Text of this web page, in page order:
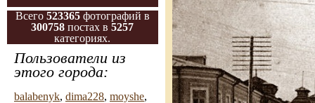
Всего 523365 фотографий в
300758 постах в5257
категориях.
Пользователи из
этого города:
balabenyk, dima228, moyshe,